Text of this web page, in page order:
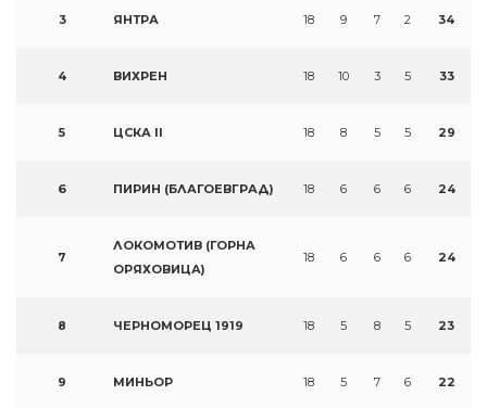
3 ЯНТРА 18 9 7 2 34
4 ВИХРЕН 18 10 3 5 33
5 ЦСКА II 18 8 5 5 29
6 ПИРИН (БЛАГОЕВГРАД) 18 6 6 6 24
7
ЛОКОМОТИВ (ГОРНА
ОРЯХОВИЦА)
18 6 6 6 24
8 ЧЕРНОМОРЕЦ 1919 18 5 8 5 23
9 МИНЬОР 18 5 7 6 22